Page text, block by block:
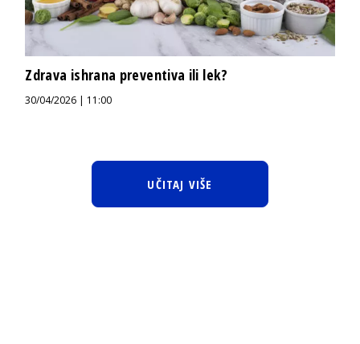
Zdrava ishrana preventiva ili lek?
30/04/2026 | 11:00
UČITAJ VIŠE